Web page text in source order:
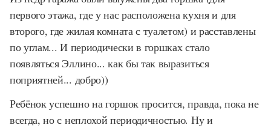
первого этажа, где у нас расположена кухня и для
второго, где жилая комната с туалетом) и расставлены
по углам... И периодически в горшках стало
появляться Эллино... как бы так выразиться
поприятней... добро))
Ребёнок успешно на горшок просится, правда, пока не
всегда, но с неплохой периодичностью. Ну и